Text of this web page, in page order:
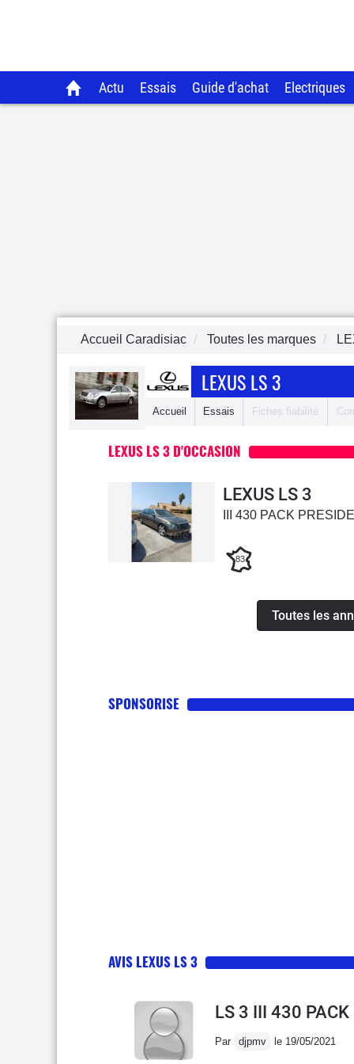
Actu Essais Guide d'achat Electriques
Accueil Caradisiac Toutes les marques
LEXUS LS 3
Accueil Essais Fiches fiabilité
LEXUS LS 3 D'OCCASION
LEXUS LS 3
III 430 PACK
83
Toutes les
SPONSORISE
AVIS LEXUS LS 3
LS 3 III 430 PACK
Par djpmv le 19/05/2021